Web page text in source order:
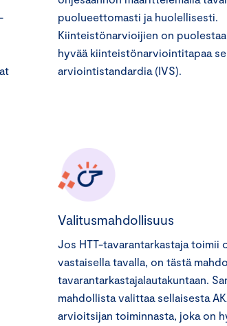
puolueettomasti ja huolellisesti.
Kiinteistönarvioijien on
hyvää kiinteistönarviointitapaa
arviointistandardia (IVS).
Valitusmahdollisuus
Jos HTT-tavarantarkastaja toimii
vastaisella tavalla, on tästä
tavarantarkastajalautakuntaan.
mahdollista valittaa sellaisesta
arvioitsijan toiminnasta, joka on